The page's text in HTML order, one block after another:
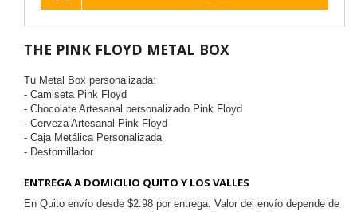
THE PINK FLOYD METAL BOX
Tu Metal Box personalizada:
- Camiseta Pink Floyd
- Chocolate Artesanal personalizado Pink Floyd
- Cerveza Artesanal Pink Floyd
- Caja Metálica Personalizada
- Destornillador
ENTREGA A DOMICILIO QUITO Y LOS VALLES
En Quito envío desde $2.98 por entrega. Valor del envío depende de